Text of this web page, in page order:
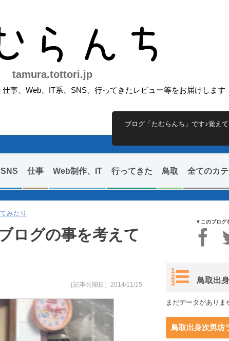
らんち
tamura.tottori.jp
事、Web、IT系、SNS、行ってきたレビュー等をお届けします
ブログ「たむらんち」です♪覚え
SNS 仕事 Web制作、IT 行ってきた 鳥取 全てのカ
みたり
ログの事を考えて
［記事公開日］2014/11/15
▼このブログ
鳥取出
まだデータがありま
鳥取出身次男坊